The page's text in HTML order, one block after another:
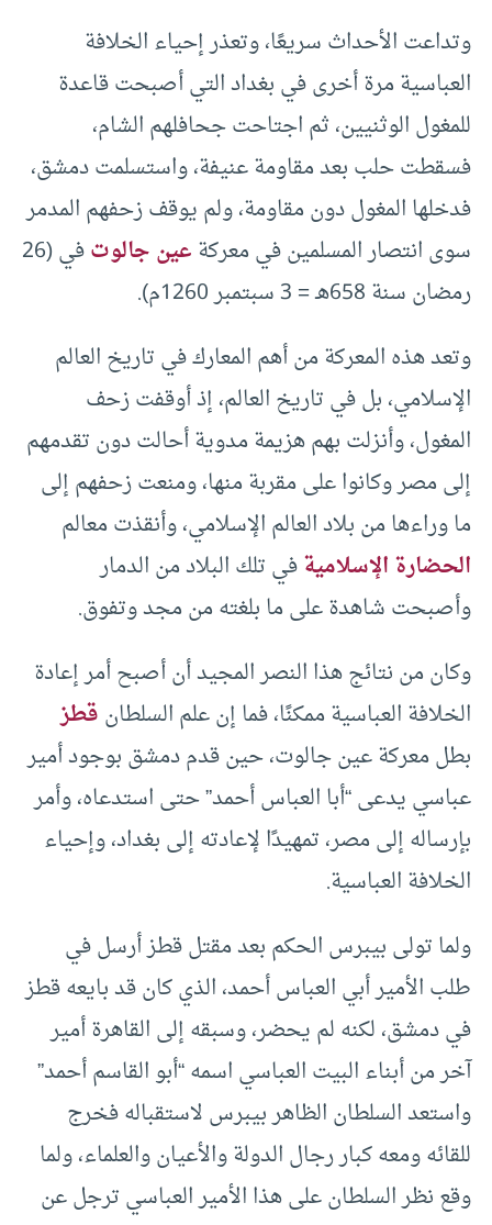
وتداعت الأحداث سريعًا، وتعذر إحياء الخلافة
العباسية مرة أخرى في بغداد التي أصبحت قاعدة
للمغول الوثنيين، ثم اجتاحت جحافلهم الشام،
فسقطت حلب بعد مقاومة عنيفة، واستسلمت دمشق،
فدخلها المغول دون مقاومة، ولم يوقف زحفهم المدمر
سوى انتصار المسلمين في معركةعين جالوت
في (26
رمضان سنة 658هـ = 3 سبتمبر 1260م).
وتعد هذه المعركة من أهم المعارك في تاريخ العالم
الإسلامي، بل في تاريخ العالم، إذ أوقفت زحف
المغول، وأنزلت بهم هزيمة مدوية أحالت دون تقدمهم
إلى مصر وكانوا على مقربة منها، ومنعت زحفهم إلى
ما وراءها من بلاد العالم الإسلامي، وأنقذت معالم
الحضارة الإسلاميةفي تلك البلاد من الدمار
وأصبحت شاهدة على ما بلغته من مجد وتفوق.
وكان من نتائج هذا النصر المجيد أن أصبح أمر إعادة
الخلافة العباسية ممكنًا، فما إن علم السلطانقطز
بطل معركة عين جالوت، حين قدم دمشق بوجود أمير
عباسي يدعى “أبا العباس أحمد” حتى استدعاه، وأمر
بإرساله إلى مصر، تمهيدًا لإعادته إلى بغداد، وإحياء
الخلافة العباسية.
ولما تولى بيبرس الحكم بعد مقتل قطز أرسل في
طلب الأمير أبي العباس أحمد، الذي كان قد بايعه قطز
في دمشق، لكنه لم يحضر، وسبقه إلى القاهرة أمير
آخر من أبناء البيت العباسي اسمه “أبو القاسم أحمد”
واستعد السلطان الظاهر بيبرس لاستقباله فخرج
للقائه ومعه كبار رجال الدولة والأعيان والعلماء، ولما
وقع نظر السلطان على هذا الأمير العباسي ترجل عن